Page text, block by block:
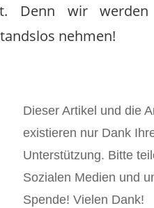
Denn wir
nehmen!
Dieser Artikel und die
existieren nur Dank
Unterstützung. Bitte
Sozialen Medien und
Spende! Vielen Dank!